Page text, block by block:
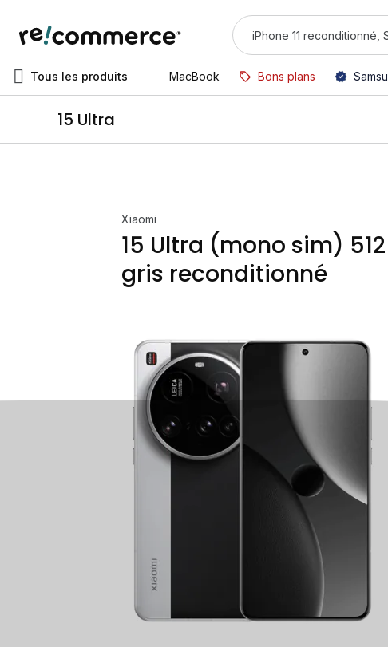
Tous les produits MacBook Bons plans
15 Ultra
Xiaomi
15 Ultra (mono sim)
gris reconditionné